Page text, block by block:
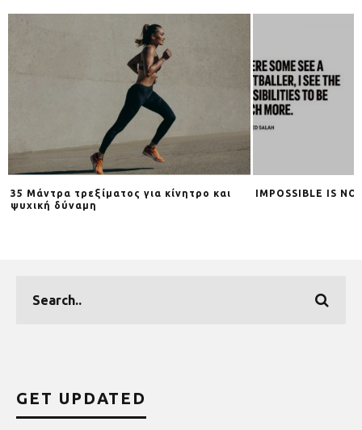
35 Μάντρα τρεξίματος για κίνητρο και
ψυχική δύναμη
IMPOSSIBLE IS
GET UPDATED